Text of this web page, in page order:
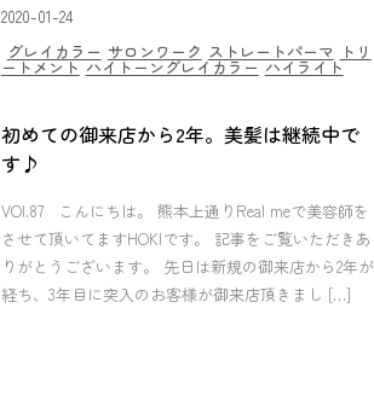
2020-01-24
グレイカラー サロンワーク ストレートパーマ トリ
ートメント ハイトーングレイカラー ハイライト
初めての御来店から2年。美髪は継続中で
す♪
VOl.87 こんにちは。 熊本上通りReal meで美容師を
させて頂いてますHOKIです。 記事をご覧いただきあ
りがとうございます。 先日は新規の御来店から2年が
経ち、3年目に突入のお客様が御来店頂きまし […]